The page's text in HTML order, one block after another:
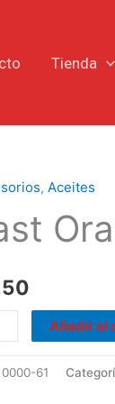
Tienda
, Aceites
Añadir al
0000-61